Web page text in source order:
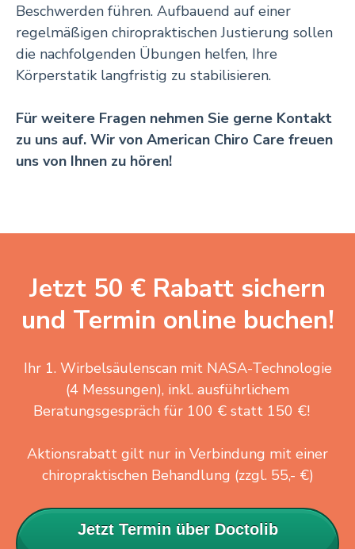
Beschwerden führen. Aufbauend auf einer
regelmäßigen chiropraktischen Justierung sollen
die nachfolgenden Übungen helfen, Ihre
Körperstatik langfristig zu stabilisieren.
Für weitere Fragen nehmen Sie gerne Kontakt
zu uns auf. Wir von American Chiro Care freuen
uns von Ihnen zu hören!
Jetzt 50 € Rabatt sichern
und Termin online buchen!
Ihr 1. Wirbelsäulenscan mit NASA-Technologie
(4 Messungen), inkl. ausführlichem
Beratungsgespräch für 100 € statt 150 €!
Aktionsrabatt gilt nur in Verbindung mit einer
chiropraktischen Behandlung (zzgl. 55,- €)
Jetzt Termin über Doctolib